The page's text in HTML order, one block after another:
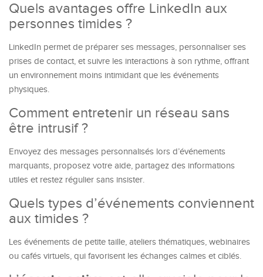
Quels avantages offre LinkedIn aux
personnes timides ?
LinkedIn permet de préparer ses messages, personnaliser ses
prises de contact, et suivre les interactions à son rythme, offrant
un environnement moins intimidant que les événements
physiques.
Comment entretenir un réseau sans
être intrusif ?
Envoyez des messages personnalisés lors d’événements
marquants, proposez votre aide, partagez des informations
utiles et restez régulier sans insister.
Quels types d’événements conviennent
aux timides ?
Les événements de petite taille, ateliers thématiques, webinaires
ou cafés virtuels, qui favorisent les échanges calmes et ciblés.